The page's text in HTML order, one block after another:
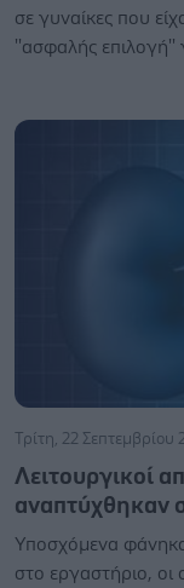
σε γυναίκες που
''ασφαλής επιλογή''
Τρίτη, 22 Σεπτεμβρίου
Λειτουργικοί
αναπτύχθηκαν
Υποσχόμενα
στο εργαστήριο, οι